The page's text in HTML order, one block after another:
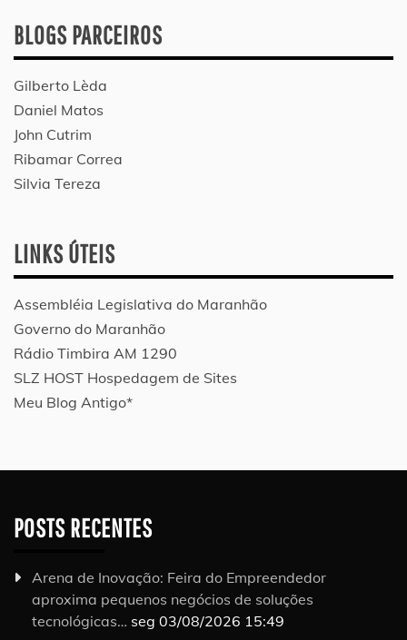
BLOGS PARCEIROS
Gilberto Lèda
Daniel Matos
John Cutrim
Ribamar Correa
Silvia Tereza
LINKS ÚTEIS
Assembléia Legislativa do Maranhão
Governo do Maranhão
Rádio Timbira AM 1290
SLZ HOST Hospedagem de Sites
Meu Blog Antigo*
POSTS RECENTES
Arena de Inovação: Feira do Empreendedor
aproxima pequenos negócios de soluções
tecnológicas… seg 03/08/2026 15:49